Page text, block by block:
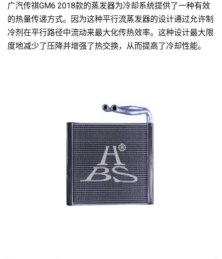
广汽传祺GM6 2018款的蒸发器为冷却系统提供了一种有效
的热量传递方式。因为这种平行流蒸发器的设计通过允许制
冷剂在平行路径中流动来最大化传热效率。这种设计最大限
度地减少了压降并增强了热交换，从而提高了冷却性能。